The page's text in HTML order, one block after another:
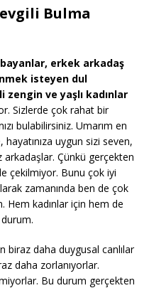
Bulma
erkek arkadaş
isteyen dul
ve yaşlı kadınlar
Sizlerde çok rahat bir
bulabilirsiniz. Umarım en
uygun sizi seven,
Çünkü gerçekten
çekilmiyor. Bunu çok iyi
zamanında ben de çok
Hem kadınlar için hem de
biraz daha duygusal canlılar
daha zorlanıyorlar.
Bu durum gerçekten